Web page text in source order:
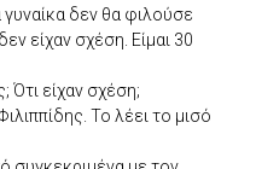
δεν θα φιλούσε
είχαν σχέση. Είμαι 30
είχαν σχέση;
Το λέει το μισό